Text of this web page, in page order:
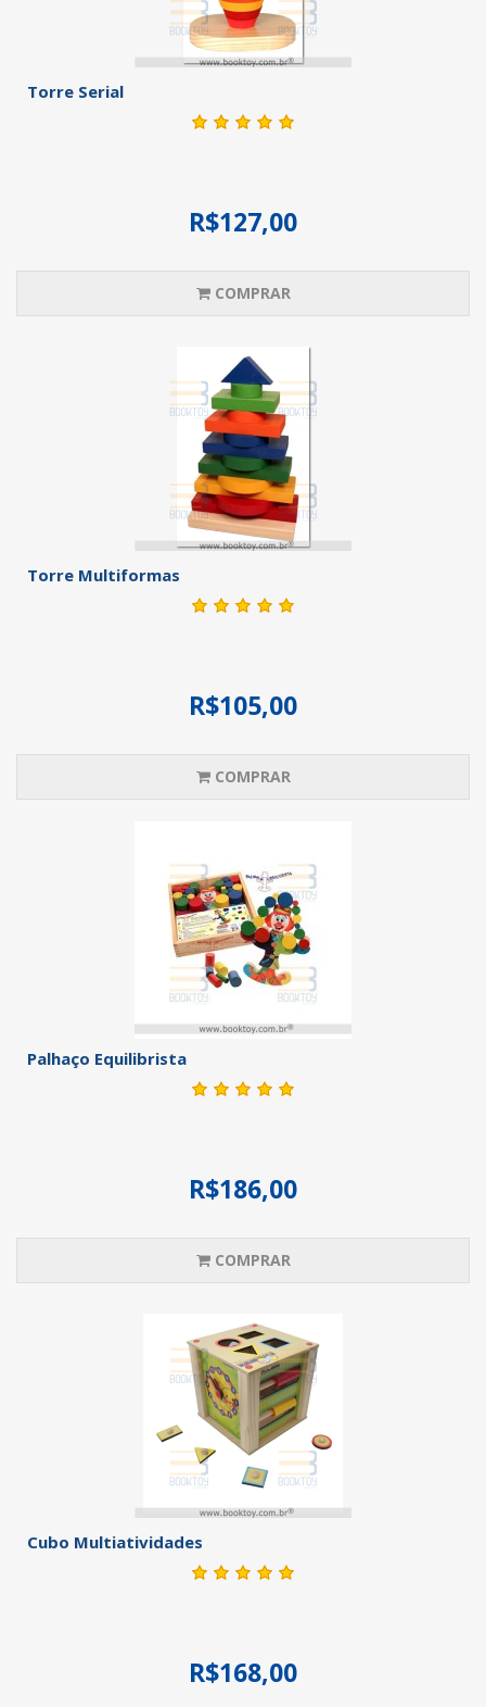
Torre Serial
R$127,00
COMPRAR
Torre Multiformas
R$105,00
COMPRAR
Palhaço Equilibrista
R$186,00
COMPRAR
Cubo Multiatividades
R$168,00